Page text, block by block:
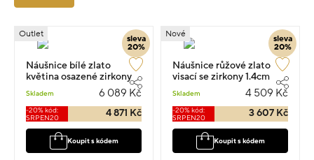
sleva
20%
Outlet
Náušnice bílé zlato
květina osazené zirkony
Skladem 6 089 Kč
-20% kód:
SRPEN20
4 871 Kč
Koupit s kódem
sleva
20%
Nové
Náušnice růžové zlato
visací se zirkony 1.4cm
Skladem 4 509 Kč
-20% kód:
SRPEN20
3 607 Kč
Koupit s kódem